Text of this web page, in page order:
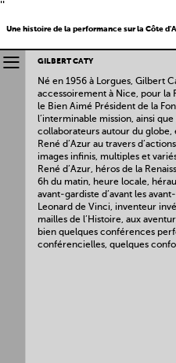
''
Une histoire de la performance sur la Côte
GILBERT CATY
Né en 1956 à Lorgues, Gilbert
accessoirement à Nice, pour la
le Bien Aimé Président de la
l’interminable mission, ainsi
collaborateurs autour du globe,
René d’Azur au travers
images infinis, multiples et
René d’Azur, héros de la
6h du matin, heure locale,
avant-gardiste d’avant les
Leonard de Vinci, inventeur
mailles de l’Histoire, aux
bien quelques conférences
conférencielles, quelques